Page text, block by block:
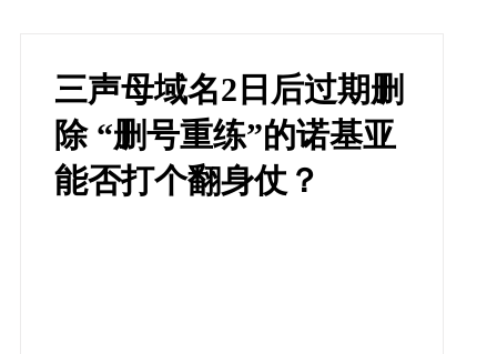
三声母域名2日后过期删
除 “删号重练”的诺基亚
能否打个翻身仗？